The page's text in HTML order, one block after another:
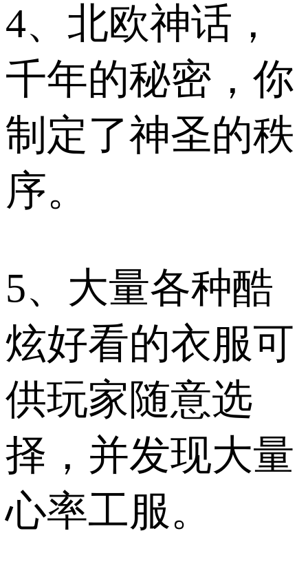
4、北欧神话，
千年的秘密，你
制定了神圣的秩
序。
5、大量各种酷
炫好看的衣服可
供玩家随意选
择，并发现大量
心率工服。